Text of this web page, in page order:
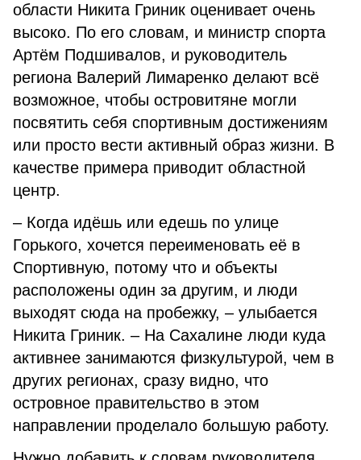
области Никита Гриник оценивает очень
высоко. По его словам, и министр спорта
Артём Подшивалов, и руководитель
региона Валерий Лимаренко делают всё
возможное, чтобы островитяне могли
посвятить себя спортивным достижениям
или просто вести активный образ жизни. В
качестве примера приводит областной
центр.
– Когда идёшь или едешь по улице
Горького, хочется переименовать её в
Спортивную, потому что и объекты
расположены один за другим, и люди
выходят сюда на пробежку, – улыбается
Никита Гриник. – На Сахалине люди куда
активнее занимаются физкультурой, чем в
других регионах, сразу видно, что
островное правительство в этом
направлении проделало большую работу.